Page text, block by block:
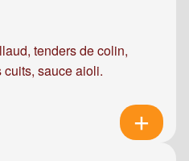
tenders de colin,
sauce aioli.